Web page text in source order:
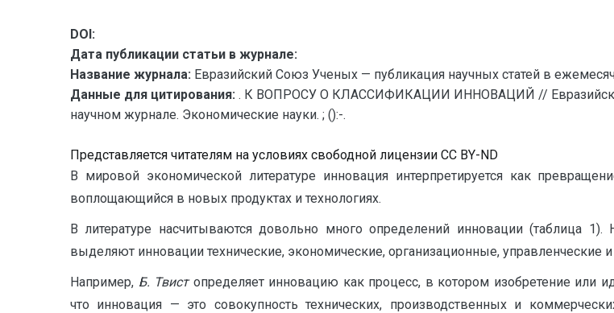
DOI:
Дата публикации статьи в журнале:
Название журнала: Евразийский Союз Ученых — публикация научных статей в
Данные для цитирования: . К ВОПРОСУ О КЛАССИФИКАЦИИ ИННОВАЦИЙ //
научном журнале. Экономические науки. ; ():-.
Представляется читателям на условиях свободной лицензии CC BY-ND
В мировой экономической литературе инновация интерпретируется как
воплощающийся в новых продуктах и технологиях.
В литературе насчитываются довольно много определений инновации (таблица
выделяют инновации технические, экономические, организационные, управленческие и
Например, Б. Твистопределяет инновацию как процесс, в котором изобретение или
что инновация — это совокупность технических, производственных и